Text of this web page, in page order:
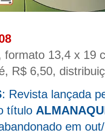
formato 13,4 x 19
R$ 6,50,
: Revista lançada
título
em